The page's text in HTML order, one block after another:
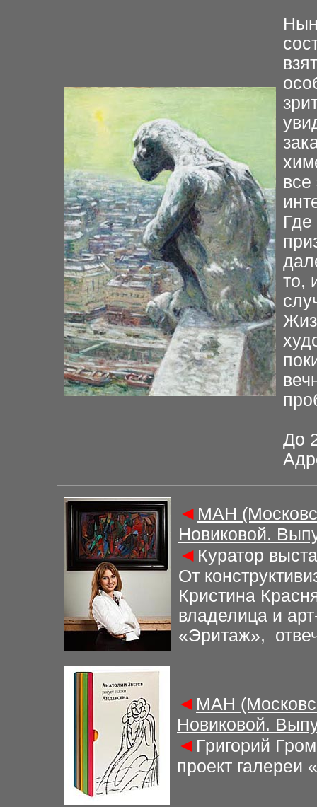
все
Где
то,
До
◄ МАН
Новиковой.
◄ Куратор
От
Кристина
владелица и
«Эритаж»,
◄ МАН
Новиковой.
◄ Григорий
проект галереи